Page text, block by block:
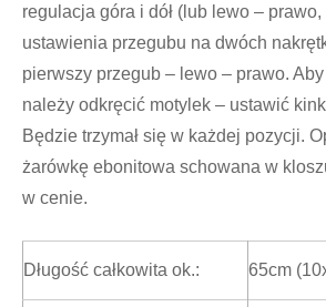
regulacja góra i dół (lub lewo –
ustawienia przegubu na dwóch
pierwszy przegub – lewo – prawo.
należy odkręcić motylek – ustawić
Będzie trzymał się w każdej pozycji.
żarówkę ebonitowa schowana w
w cenie.
Długość całkowita ok.: 65cm